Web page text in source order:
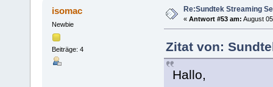
isomac
Newbie
Beiträge: 4
Re:Sundtek Streaming
« Antwort #53 am: August
Zitat von:
Hallo,